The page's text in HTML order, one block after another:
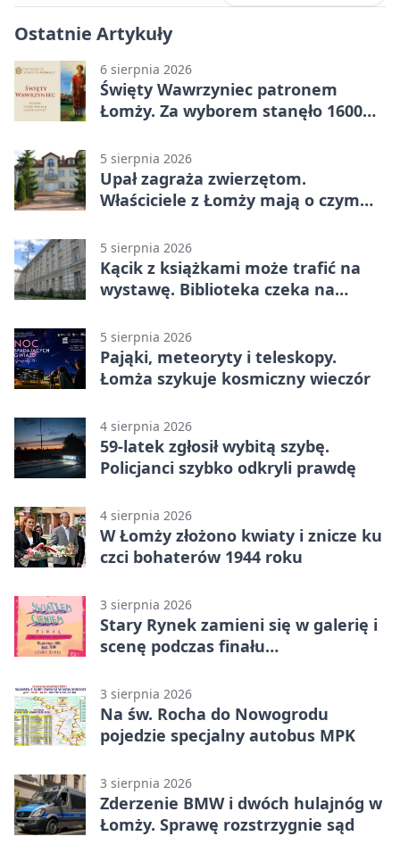
Ostatnie Artykuły
6 sierpnia 2026
Święty Wawrzyniec patronem
Łomży. Za wyborem stanęło 1600
5 sierpnia 2026
Upał zagraża zwierzętom.
Właściciele z Łomży mają o czym
5 sierpnia 2026
Kącik z książkami może trafić na
wystawę. Biblioteka czeka na
5 sierpnia 2026
Pająki, meteoryty i teleskopy.
Łomża szykuje kosmiczny wieczór
4 sierpnia 2026
59-latek zgłosił wybitą szybę.
Policjanci szybko odkryli prawdę
4 sierpnia 2026
W Łomży złożono kwiaty i znicze ku
czci bohaterów 1944 roku
3 sierpnia 2026
Stary Rynek zamieni się w galerię i
scenę podczas finału
3 sierpnia 2026
Na św. Rocha do Nowogrodu
pojedzie specjalny autobus MPK
3 sierpnia 2026
Zderzenie BMW i dwóch hulajnóg w
Łomży. Sprawę rozstrzygnie sąd